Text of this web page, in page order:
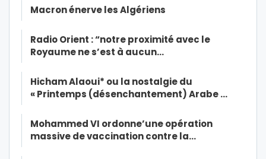
Macron énerve les Algériens
Radio Orient : “notre proximité avec le
Royaume ne s’est à aucun…
Hicham Alaoui* ou la nostalgie du
« Printemps (désenchantement) Arabe …
Mohammed VI ordonne’une opération
massive de vaccination contre la…